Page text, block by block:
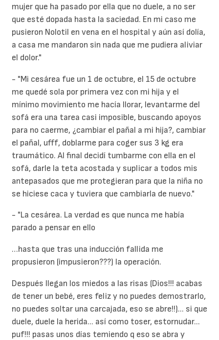
mujer que ha pasado por ella que no duele, a no ser
que esté dopada hasta la saciedad. En mi caso me
pusieron Nolotil en vena en el hospital y aún así dolía,
a casa me mandaron sin nada que me pudiera aliviar
el dolor."
- "Mi cesárea fue un 1 de octubre, el 15 de octubre
me quedé sola por primera vez con mi hija y el
mínimo movimiento me hacía llorar, levantarme del
sofá era una tarea casi imposible, buscando apoyos
para no caerme, ¿cambiar el pañal a mi hija?, cambiar
el pañal, ufff, doblarme para coger sus 3 kg era
traumático. Al final decidí tumbarme con ella en el
sofá, darle la teta acostada y suplicar a todos mis
antepasados que me protegieran para que la niña no
se hiciese caca y tuviera que cambiarla de nuevo."
- "La cesárea. La verdad es que nunca me había
parado a pensar en ello
…hasta que tras una inducción fallida me
propusieron (impusieron???) la operación.
Después llegan los miedos a las risas (Dios!!! acabas
de tener un bebé, eres feliz y no puedes demostrarlo,
no puedes soltar una carcajada, eso se abre!!)... si que
duele, duele la herida... así como toser, estornudar...
puf!!! pasas unos días temiendo q eso se abra y